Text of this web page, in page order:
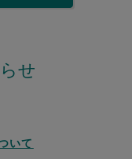
せ
いて